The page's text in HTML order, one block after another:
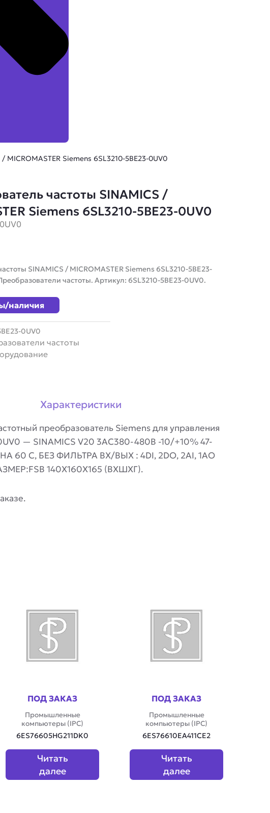
MICROMASTER Siemens 6SL3210-5BE23-0UV0
частоты SINAMICS /
Siemens 6SL3210-5BE23-0UV0
SINAMICS / MICROMASTER Siemens 6SL3210-5BE23-
частоты. Артикул: 6SL3210-5BE23-0UV0.
наличия
0UV0
частоты
Характеристики
преобразователь Siemens для управления
— SINAMICS V20 3AC380-480В -10/+10% 47-
С, БЕЗ ФИЛЬТРА ВХ/ВЫХ : 4DI, 2DO, 2AI, 1AO
140X160X165 (ВXШXГ).
ПОД ЗАКАЗ
Промышленные
компьютеры (IPC)
6ES76605HG211DK0
Читать
далее
ПОД ЗАКАЗ
Промышленные
компьютеры (IPC)
6ES76610EA411CE2
Читать
далее